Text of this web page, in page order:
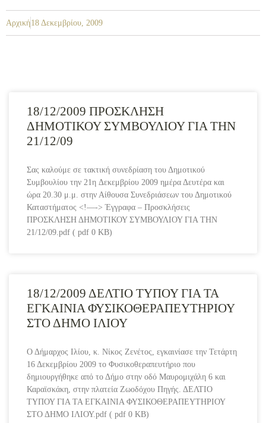
Αρχική18 Δεκεμβρίου, 2009
18/12/2009 ΠΡΟΣΚΛΗΣΗ
ΔΗΜΟΤΙΚΟΥ ΣΥΜΒΟΥΛΙΟΥ ΓΙΑ ΤΗΝ
21/12/09
Σας καλούμε σε τακτική συνεδρίαση του Δημοτικού
Συμβουλίου την 21η Δεκεμβρίου 2009 ημέρα Δευτέρα και
ώρα 20.30 μ.μ. στην Αίθουσα Συνεδριάσεων του Δημοτικού
Καταστήματος <!—-> Έγγραφα – Προσκλήσεις
ΠΡΟΣΚΛΗΣΗ ΔΗΜΟΤΙΚΟΥ ΣΥΜΒΟΥΛΙΟΥ ΓΙΑ ΤΗΝ
21/12/09.pdf ( pdf 0 KB)
18/12/2009 ΔΕΛΤΙΟ ΤΥΠΟΥ ΓΙΑ ΤΑ
ΕΓΚΑΙΝΙΑ ΦΥΣΙΚΟΘΕΡΑΠΕΥΤΗΡΙΟΥ
ΣΤΟ ΔΗΜΟ ΙΛΙΟΥ
Ο Δήμαρχος Ιλίου, κ. Νίκος Ζενέτος, εγκαινίασε την Τετάρτη
16 Δεκεμβρίου 2009 το Φυσικοθεραπευτήριο που
δημιουργήθηκε από το Δήμο στην οδό Μαυρομιχάλη 6 και
Καραϊσκάκη, στην πλατεία Ζωοδόχου Πηγής. ΔΕΛΤΙΟ
ΤΥΠΟΥ ΓΙΑ ΤΑ ΕΓΚΑΙΝΙΑ ΦΥΣΙΚΟΘΕΡΑΠΕΥΤΗΡΙΟΥ
ΣΤΟ ΔΗΜΟ ΙΛΙΟΥ.pdf ( pdf 0 KB)